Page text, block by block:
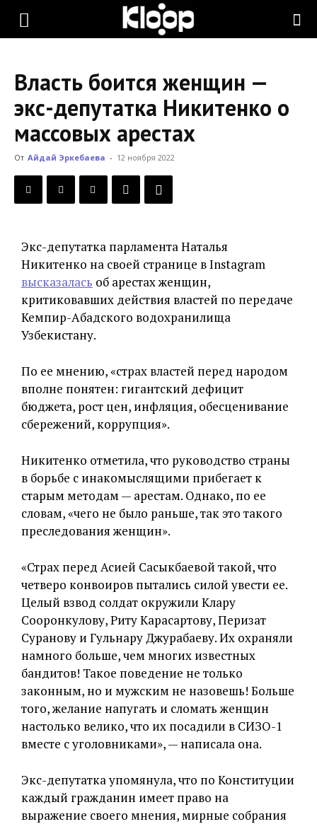
KLOOP.KG
Новости
Кыргызстана
Власть боится женщин —
экс-депутатка Никитенко о
массовых арестах
От Айдай Эркебаева - 12 ноября 2022
Экс-депутатка парламента Наталья
Никитенко на своей странице в Instagram
высказалась об арестах женщин,
критиковавших действия властей по передаче
Кемпир-Абадского водохранилища
Узбекистану.
По ее мнению, «страх властей перед народом
вполне понятен: гигантский дефицит
бюджета, рост цен, инфляция, обесценивание
сбережений, коррупция».
Никитенко отметила, что руководство страны
в борьбе с инакомыслящими прибегает к
старым методам — арестам. Однако, по ее
словам, «чего не было раньше, так это такого
преследования женщин».
«Страх перед Асией Сасыкбаевой такой, что
четверо конвоиров пытались силой увести ее.
Целый взвод солдат окружили Клару
Сооронкулову, Риту Карасартову, Перизат
Суранову и Гульнару Джурабаеву. Их охраняли
намного больше, чем многих известных
бандитов! Такое поведение не только
законным, но и мужским не назовешь! Больше
того, желание напугать и сломать женщин
настолько велико, что их посадили в СИЗО-1
вместе с уголовниками», — написала она.
Экс-депутатка упомянула, что по Конституции
каждый гражданин имеет право на
выражение своего мнения, мирные собрания